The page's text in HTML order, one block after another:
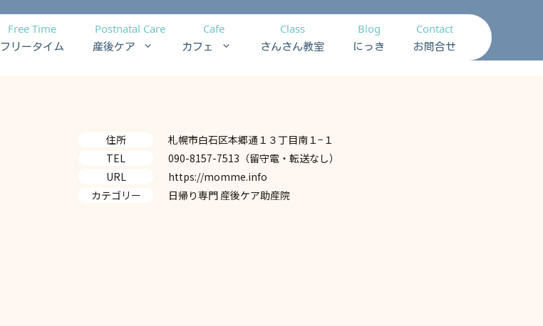
Free Time
フリータイム
Postnatal Care
産後ケア
Cafe
カフェ
Class
さんさん教室
Blog
にっき
Contact
お問合せ
住所
札幌市白石区本郷通１３丁目南１−１
TEL
090-8157-7513（留守電・転送なし）
URL
https://momme.info
カテゴリー
日帰り専門 産後ケア助産院